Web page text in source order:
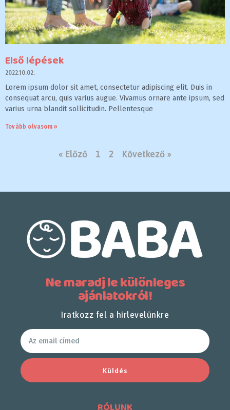
Első lépések
2022.10.02.
Lorem ipsum dolor sit amet, consectetur adipiscing elit. Duis in
consequat arcu, quis varius augue. Vivamus ornare ante ipsum, sed
varius urna blandit sollicitudin. Pellentesque
Tovább olvasom »
« Előző 1 2 Következő »
Ne maradj le különleges
ajánlatokról!
Iratkozz fel a hírlevelünkre
Küldés